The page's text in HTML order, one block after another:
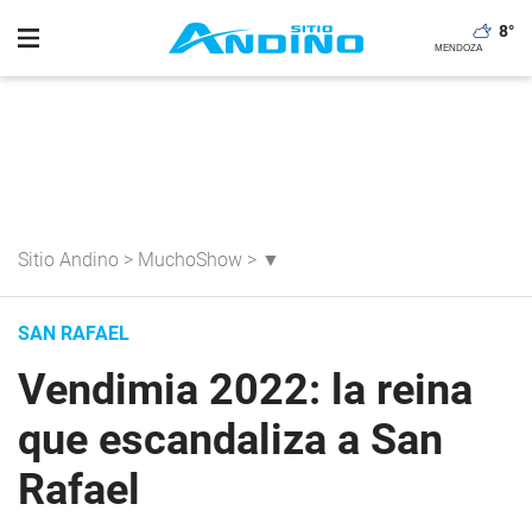
8°
Sitio Andino > MuchoShow > ▼
SAN RAFAEL
Vendimia 2022: la reina
que escandaliza a San
Rafael